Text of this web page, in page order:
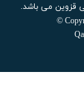
قزوین می باشد.